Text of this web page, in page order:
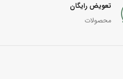
تعویض رایگان
محصولات